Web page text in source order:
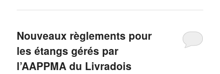
Nouveaux règlements pour
les étangs gérés par
l’AAPPMA du Livradois